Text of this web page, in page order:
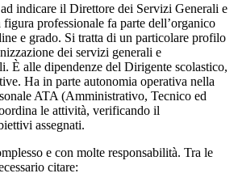
indicare il Direttore dei Servizi Generali e
professionale fa parte dell’organico
e grado. Si tratta di un particolare profilo
dei servizi generali e
È alle dipendenze del Dirigente scolastico,
Ha in parte autonomia operativa nella
ATA (Amministrativo, Tecnico ed
le attività, verificando il
assegnati.
e con molte responsabilità. Tra le
citare: